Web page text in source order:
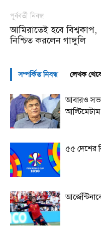
পূর্ববর্তী নিবন্ধ
আমিরাতেই হবে বিশ্বকাপ,
নিশ্চিত করলেন গাঙ্গুলি
সম্পর্কিত নিবন্ধ লেখক
আবারও
আল্টিমেটাম
৫৫ দেশের